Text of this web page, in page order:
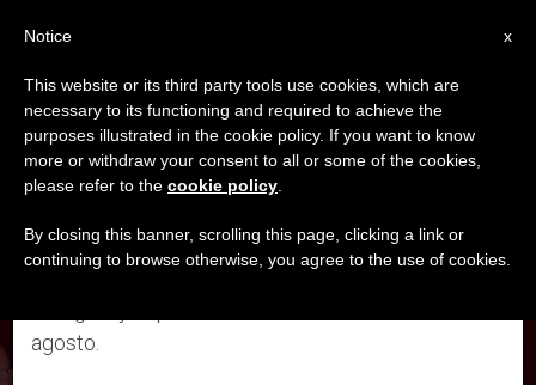
ETIQUETA
Posts Tagged ‘sor
Isabel’
ÚLTIMAS NOTICIAS
×
Aviso importante
Del 27 de julio al 7 de agosto haremos la pausa
anual, aprovechando que en el periodo de verano
se generan menos informaciones y también el
agosto.
x
Notice
This website or its third party tools use cookies, which are
necessary to its functioning and required to achieve the
purposes illustrated in the cookie policy. If you want to know
more or withdraw your consent to all or some of the cookies,
please refer to the cookie policy
By closing this banner, scrolling this page, clicking a link or
continuing to browse otherwise, you agree to the use of cookies.